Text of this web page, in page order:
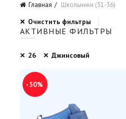
Главная Школьники (31-36)
Очистить фильтры
АКТИВНЫЕ ФИЛЬТРЫ
26 Джинсовый
-50%